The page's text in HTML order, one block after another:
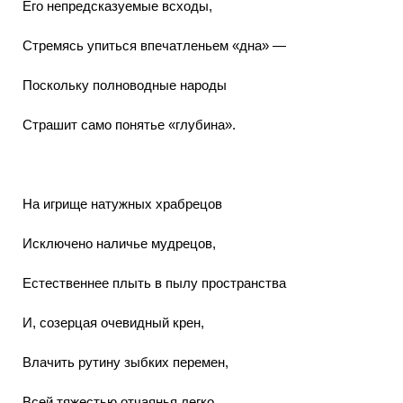
Его непредсказуемые всходы,
Стремясь упиться впечатленьем «дна» —
Поскольку полноводные народы
Страшит само понятье «глубина».
На игрище натужных храбрецов
Исключено наличье мудрецов,
Естественнее плыть в пылу пространства
И, созерцая очевидный крен,
Влачить рутину зыбких перемен,